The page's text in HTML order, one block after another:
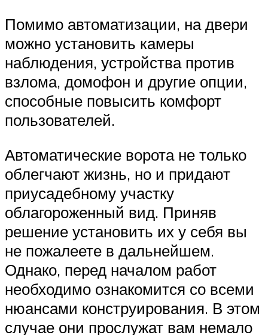
Помимо автоматизации, на двери
можно установить камеры
наблюдения, устройства против
взлома, домофон и другие опции,
способные повысить комфорт
пользователей.
Автоматические ворота не только
облегчают жизнь, но и придают
приусадебному участку
облагороженный вид. Приняв
решение установить их у себя вы
не пожалеете в дальнейшем.
Однако, перед началом работ
необходимо ознакомится со всеми
нюансами конструирования. В этом
случае они прослужат вам немало